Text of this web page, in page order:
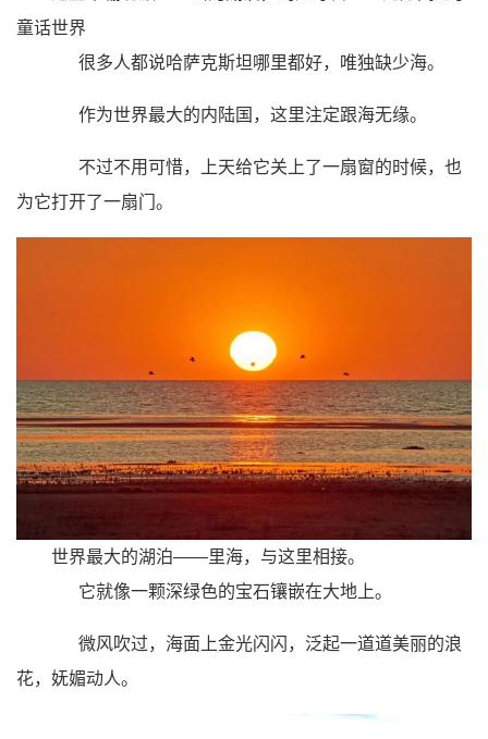
童话世界
很多人都说哈萨克斯坦哪里都好，唯独缺少海。
作为世界最大的内陆国，这里注定跟海无缘。
不过不用可惜，上天给它关上了一扇窗的时候，也
为它打开了一扇门。
世界最大的湖泊——里海，与这里相接。
它就像一颗深绿色的宝石镶嵌在大地上。
微风吹过，海面上金光闪闪，泛起一道道美丽的浪
花，妩媚动人。